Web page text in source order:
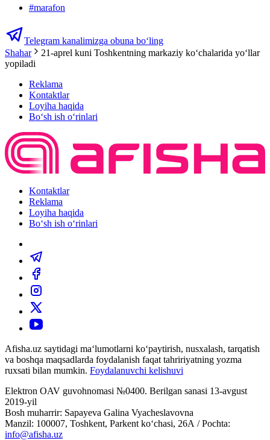
#marafon
Telegram kanalimizga obuna bo‘ling
Shahar
21-aprel kuni Toshkentning markaziy ko‘chalarida yoʻllar
yopiladi
Reklama
Kontaktlar
Loyiha haqida
Bo‘sh ish o‘rinlari
Kontaktlar
Reklama
Loyiha haqida
Bo‘sh ish o‘rinlari
Afisha.uz saytidagi ma‘lumotlarni ko‘paytirish, nusxalash, tarqatish
va boshqa maqsadlarda foydalanish faqat tahririyatning yozma
ruxsati bilan mumkin. Foydalanuvchi kelishuvi
Elektron OAV guvohnomasi №0400. Berilgan sanasi 13-avgust
2019-yil
Bosh muharrir: Sapayeva Galina Vyacheslavovna
Manzil: 100007, Toshkent, Parkent ko‘chasi, 26А / Pochta:
info@afisha.uz